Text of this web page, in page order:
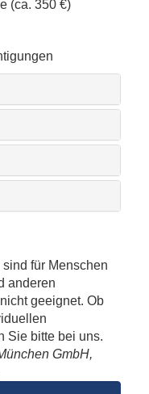
(ca. 350 €)
für Menschen
anderen
geeignet. Ob
Sie bitte bei uns.
GmbH,